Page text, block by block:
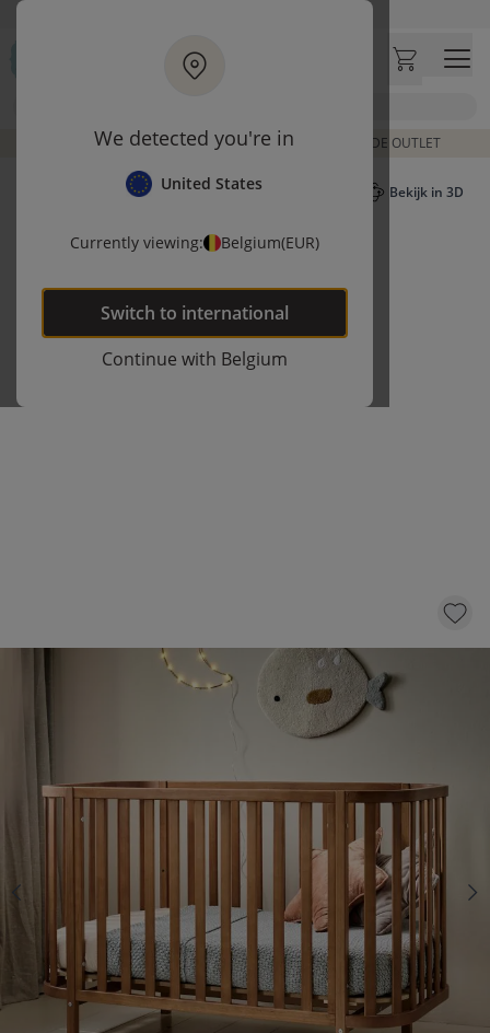
We detected you're in
United States
Currently viewing: Belgium(EUR)
Switch to international
Continue with Belgium
Ga naar hoofdinhoud
Klantbeoordelingen
DE LAATSTE ITEMS UIT VORIGE COLLECTIES | SHOP DE OUTLET
Bekijk in 3D
OVAAL LEDIKANT «COCOON» | 60X120 CM
| WALNOOT
299,
Kies een Cocoon matras met 10 € korting
BABY MATRAS «NOVA» PREMIUM